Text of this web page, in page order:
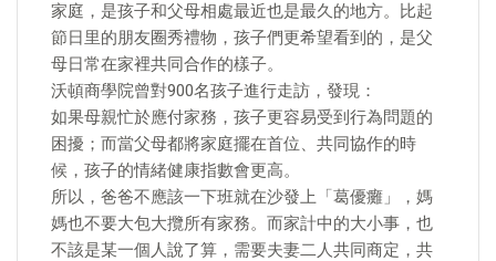
家庭，是孩子和父母相處最近也是最久的地方。比起
節日里的朋友圈秀禮物，孩子們更希望看到的，是父
母日常在家裡共同合作的樣子。
沃頓商學院曾對900名孩子進行走訪，發現：
如果母親忙於應付家務，孩子更容易受到行為問題的
困擾；而當父母都將家庭擺在首位、共同協作的時
候，孩子的情緒健康指數會更高。
所以，爸爸不應該一下班就在沙發上「葛優癱」，媽
媽也不要大包大攬所有家務。而家計中的大小事，也
不該是某一個人說了算，需要夫妻二人共同商定，共